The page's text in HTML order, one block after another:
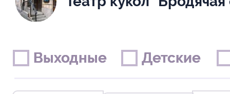
Выходные
Выходные Детские
Детские